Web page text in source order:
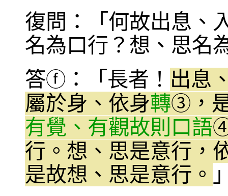
復問：「何故出息、
名為口行？想、思名
答ⓕ ：「長者！ 出息
屬於身、依身轉③ ，
有覺、有觀故則口語
行。想、思是意行，
是故想、思是意行。